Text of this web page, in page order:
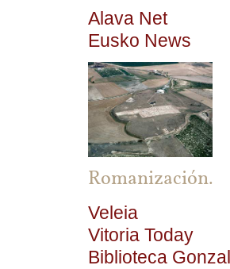
Alava Net
Eusko News
Romanización.
Veleia
Vitoria Today
Biblioteca